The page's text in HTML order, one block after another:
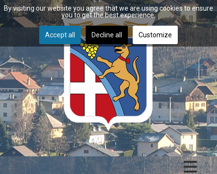
By visiting our website you agree that we are using cookies to ensure
you to get the best experience.
Accept all Decline all Customize